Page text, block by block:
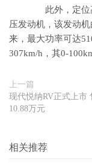
此外，定位高
压发动机，该发动
来，最大功率可达
307km/h，其0-
上一篇
现代悦纳RV正式上市
10.88万元
相关推荐